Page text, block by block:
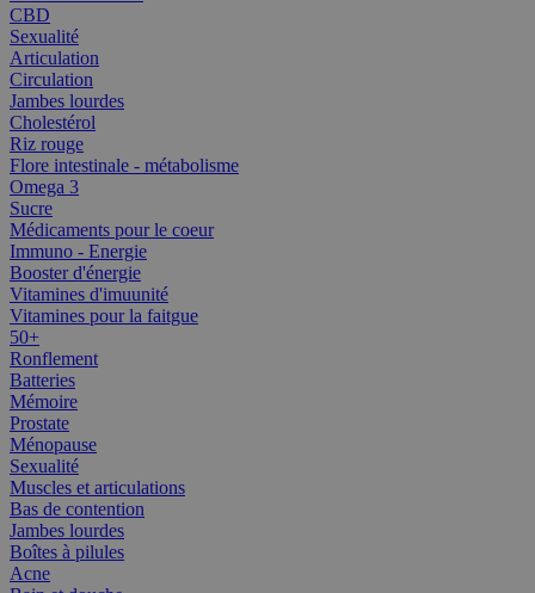
CBD
Sexualité
Articulation
Circulation
Jambes lourdes
Cholestérol
Riz rouge
Flore intestinale - métabolisme
Omega 3
Sucre
Médicaments pour le coeur
Immuno - Energie
Booster d'énergie
Vitamines d'imuunité
Vitamines pour la faitgue
50+
Ronflement
Batteries
Mémoire
Prostate
Ménopause
Sexualité
Muscles et articulations
Bas de contention
Jambes lourdes
Boîtes à pilules
Acne